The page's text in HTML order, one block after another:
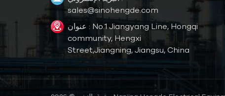
sales@sinohengde.com
عنوان : No.1 Jiangyang Line, Hongqi
community, Hengxi
Street,Jiangning, Jiangsu, China